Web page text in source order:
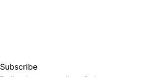
Subscribe